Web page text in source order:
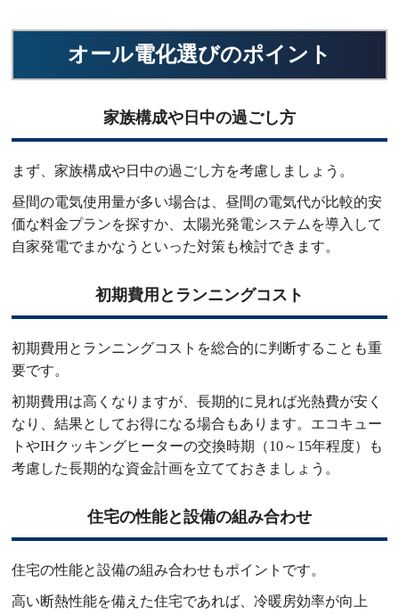
オール電化選びのポイント
家族構成や日中の過ごし方
まず、家族構成や日中の過ごし方を考慮しましょう。
昼間の電気使用量が多い場合は、昼間の電気代が比較的安
価な料金プランを探すか、太陽光発電システムを導入して
自家発電でまかなうといった対策も検討できます。
初期費用とランニングコスト
初期費用とランニングコストを総合的に判断することも重
要です。
初期費用は高くなりますが、長期的に見れば光熱費が安く
なり、結果としてお得になる場合もあります。エコキュー
トやIHクッキングヒーターの交換時期（10～15年程度）も
考慮した長期的な資金計画を立てておきましょう。
住宅の性能と設備の組み合わせ
住宅の性能と設備の組み合わせもポイントです。
高い断熱性能を備えた住宅であれば、冷暖房効率が向上